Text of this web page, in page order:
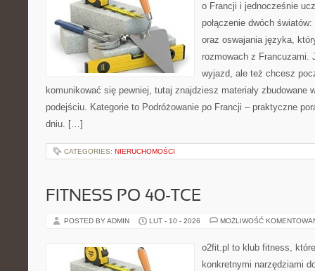
o Francji i jednocześnie
połączenie dwóch
oraz oswajania języka,
rozmowach z Francuzami.
wyjazd, ale też chcesz
komunikować się pewniej, tutaj znajdziesz materiały zbudowane
podejściu. Kategorie to Podróżowanie po Francji – praktyczne
dniu. […]
CATEGORIES: NIERUCHOMOŚCI
FITNESS PO 40-TCE
POSTED BY ADMIN LUT - 10 - 2026 MOŻLIWOŚĆ
o2fit.pl to klub fitness,
konkretnymi narzędziami